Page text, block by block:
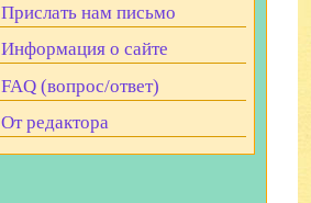
Прислать нам письмо
Информация о сайте
FAQ (вопрос/ответ)
От редактора